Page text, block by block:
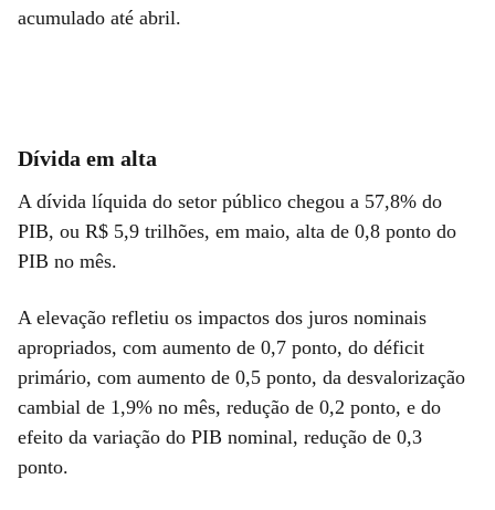
acumulado até abril.
Dívida em alta
A dívida líquida do setor público chegou a 57,8% do
PIB, ou R$ 5,9 trilhões, em maio, alta de 0,8 ponto do
PIB no mês.
A elevação refletiu os impactos dos juros nominais
apropriados, com aumento de 0,7 ponto, do déficit
primário, com aumento de 0,5 ponto, da desvalorização
cambial de 1,9% no mês, redução de 0,2 ponto, e do
efeito da variação do PIB nominal, redução de 0,3
ponto.